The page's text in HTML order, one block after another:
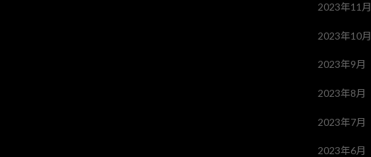
2023年11月
2023年10月
2023年9月
2023年8月
2023年7月
2023年6月